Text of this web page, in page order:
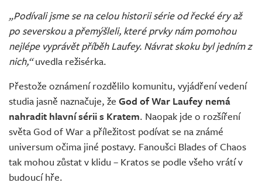
„Podívali jsme se na celou historii série od řecké éry až
po severskou a přemýšleli, které prvky nám pomohou
nejlépe vyprávět příběh Laufey. Návrat skoku byl jedním z
nich,“uvedla režisérka.
Přestože oznámení rozdělilo komunitu, vyjádření vedení
studia jasně naznačuje, že God of War Laufey nemá
nahradit hlavní sérii s Kratem. Naopak jde o rozšíření
světa God of War a příležitost podívat se na známé
universum očima jiné postavy. Fanoušci Blades of Chaos
tak mohou zůstat v klidu – Kratos se podle všeho vrátí v
budoucí hře.